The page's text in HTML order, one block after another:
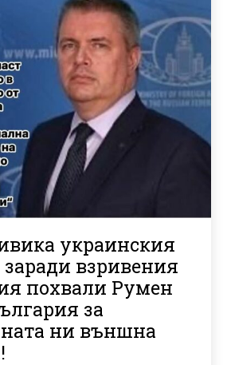
украинския
взривения
похвали Румен
за
ни външна